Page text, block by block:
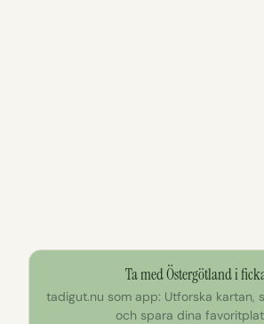
Ta med Östergötland i
tadigut.nu som app: Utforska kartan,
och spara dina